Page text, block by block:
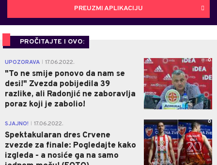
PREUZMI APLIKACIJU
PROČITAJTE I OVO:
UPOZORAVA 17.06.2022.
"To ne smije ponovo da nam se
desi!" Zvezda pobijedila 39
razlike, ali Radonjić ne zaboravlja
poraz koji je zabolio!
0
SJAJNO! 17.06.2022.
Spektakularan dres Crvene
zvezde za finale: Pogledajte kako
izgleda - a nosiće ga na samo
0